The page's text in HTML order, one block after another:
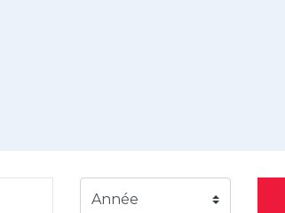
Année